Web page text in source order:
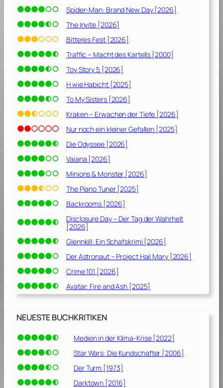
o
d
u
s
s
c
h
e
i
d
e
t
[
0
2
1
Spider-Man: Brand New Day [2026]
The Invite [2026]
Bitteres Fest [2026]
Traffic – Macht des Kartells [2000]
Toy Story 5 [2026]
H wie Habicht [2025]
To My Sisters [2026]
Kraken – Erwachen der Tiefe [2026]
Nur noch ein kleiner Gefallen [2025]
Die Odyssee [2026]
Vaiana [2026]
Minions & Monster [2026]
The Piano Tuner [2025]
Backrooms [2026]
Disclosure Day – Der Tag der Wahrheit
[2026]
Glennkill: Ein Schafskrimi [2026]
Der Astronaut – Project Hail Mary [2026]
Crime 101 [2026]
Avatar: Fire and Ash [2025]
NEUESTE BUCHKRITIKEN
Medien in der Klima-Krise [2022]
Star Wars: Die Kundschafter [2006]
Der Turm [1973]
Darktown [2016]